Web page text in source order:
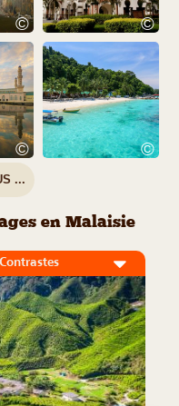
© ©
© ©
...
en Malaisie